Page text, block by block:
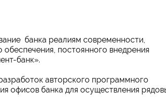
банка реалиям современности,
постоянного внедрения
банк».
авторского программного
офисов банка для осуществления